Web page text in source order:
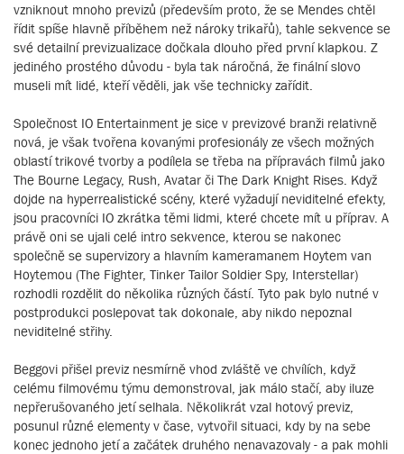
vzniknout mnoho previzů (především proto, že se Mendes chtěl
řídit spíše hlavně příběhem než nároky trikařů), tahle sekvence se
své detailní previzualizace dočkala dlouho před první klapkou. Z
jediného prostého důvodu - byla tak náročná, že finální slovo
museli mít lidé, kteří věděli, jak vše technicky zařídit.
Společnost IO Entertainment je sice v previzové branži relativně
nová, je však tvořena kovanými profesionály ze všech možných
oblastí trikové tvorby a podílela se třeba na přípravách filmů jako
The Bourne Legacy, Rush, Avatar či The Dark Knight Rises. Když
dojde na hyperrealistické scény, které vyžadují neviditelné efekty,
jsou pracovníci IO zkrátka těmi lidmi, které chcete mít u příprav. A
právě oni se ujali celé intro sekvence, kterou se nakonec
společně se supervizory a hlavním kameramanem Hoytem van
Hoytemou (The Fighter, Tinker Tailor Soldier Spy, Interstellar)
rozhodli rozdělit do několika různých částí. Tyto pak bylo nutné v
postprodukci poslepovat tak dokonale, aby nikdo nepoznal
neviditelné střihy.
Beggovi přišel previz nesmírně vhod zvláště ve chvílích, když
celému filmovému týmu demonstroval, jak málo stačí, aby iluze
nepřerušovaného jetí selhala. Několikrát vzal hotový previz,
posunul různé elementy v čase, vytvořil situaci, kdy by na sebe
konec jednoho jetí a začátek druhého nenavazovaly - a pak mohli